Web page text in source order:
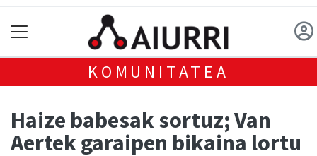
KOMUNITATEA
Haize babesak sortuz; Van
Aertek garaipen bikaina lortu